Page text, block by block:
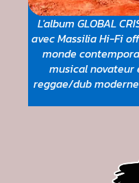
L'album GLOBAL
avec Massilia Hi-Fi
monde
musical
reggae/dub